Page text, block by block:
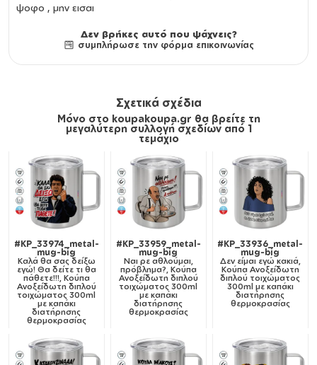
ψοφο , μην εισαι
Δεν βρήκες αυτό που ψάχνεις?
συμπλήρωσε την φόρμα επικοινωνίας
Σχετικά σχέδια
Μόνο στο koupakoupa.gr θα βρείτε τη
μεγαλύτερη συλλογή σχεδίων από 1
τεμάχιο
#KP_33974_metal-
mug-big
Καλά θα σας δείξω
εγώ! Θα δείτε τι θα
πάθετε!!!, Κούπα
Ανοξείδωτη διπλού
τοιχώματος 300ml
με καπάκι
διατήρησης
θερμοκρασίας
#KP_33959_metal-
mug-big
Ναι ρε αθλούμαι,
πρόβλημα?, Κούπα
Ανοξείδωτη διπλού
τοιχώματος 300ml
με καπάκι
διατήρησης
θερμοκρασίας
#KP_33936_metal-
mug-big
Δεν είμαι εγώ κακιά,
Κούπα Ανοξείδωτη
διπλού τοιχώματος
300ml με καπάκι
διατήρησης
θερμοκρασίας